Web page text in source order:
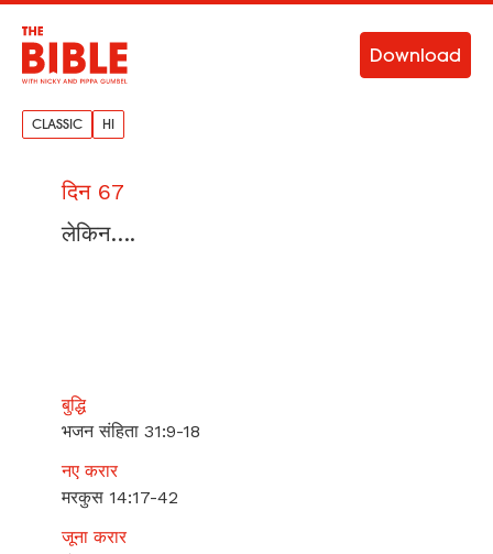
CLASSIC HI
Download
दिन 67
लेकिन….
बुद्धि
भजन संहिता 31:9-18
नए करार
मरकुस 14:17-42
जूना करार